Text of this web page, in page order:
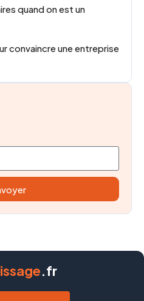
quand on est un
convaincre une entreprise
.fr